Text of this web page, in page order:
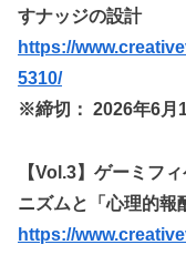
すナッジの設計
https://
5310/
※締切： 2026年6月
【Vol.3】ゲーミフ
ニズムと「心理的報
https://